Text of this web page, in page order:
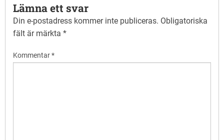
Lämna ett svar
Din e-postadress kommer inte publiceras. Obligatoriska
fält är märkta *
Kommentar*